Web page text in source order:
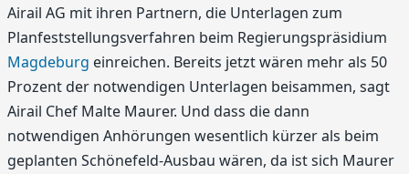
Airail AG mit ihren Partnern, die Unterlagen zum
Planfeststellungsverfahren beim Regierungspräsidium
Magdeburg einreichen. Bereits jetzt wären mehr als 50
Prozent der notwendigen Unterlagen beisammen, sagt
Airail Chef Malte Maurer. Und dass die dann
notwendigen Anhörungen wesentlich kürzer als beim
geplanten Schönefeld-Ausbau wären, da ist sich Maurer